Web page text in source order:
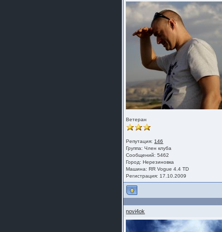
Ветеран
Репутация: 146
Группа:Член клуба
Сообщений: 5462
Город: Нерезиновка
Машина: RR Vogue 4.4 TD
Регистрация: 17.10.2009
novi4ok